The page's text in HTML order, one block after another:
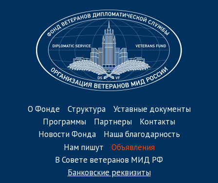
О Фонде Структура
Уставные документы
Программы
Партнеры
Контакты
Новости Фонда
Наша благодарность
Нам пишут
Объявления
В Совете ветеранов МИД РФ
Банковские реквизиты